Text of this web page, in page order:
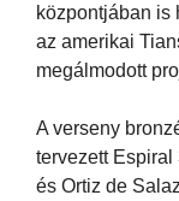
központjában is
az amerikai
megálmodott
A verseny
tervezett
és Ortiz de